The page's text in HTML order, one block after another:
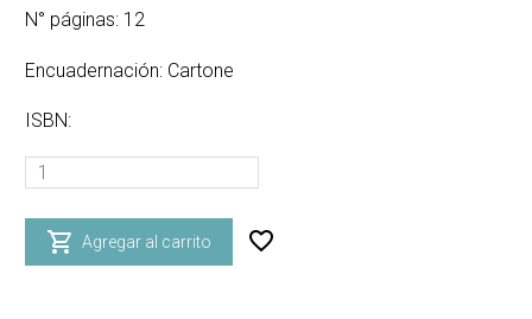
N° páginas: 12
Encuadernación: Cartone
ISBN:
¿COMO
LOS
DINOSAURIOS
 Agregar al carrito